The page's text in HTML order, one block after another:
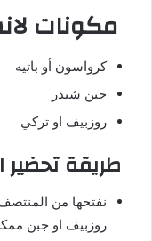
مكونات
كرواسون أو باتيه
جبن شيدر
روزبيف او تركي
طريقة
نفتحها من
روزبيف او جبن